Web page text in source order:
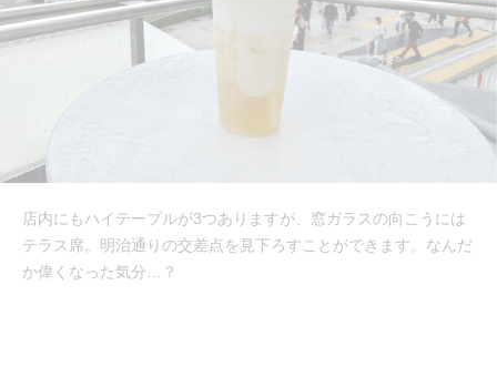
店内にもハイテーブルが3つありますが、窓ガラスの向こうには
テラス席。明治通りの交差点を見下ろすことができます。なんだ
か偉くなった気分…？